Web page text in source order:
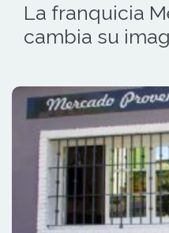
La franquicia
cambia su